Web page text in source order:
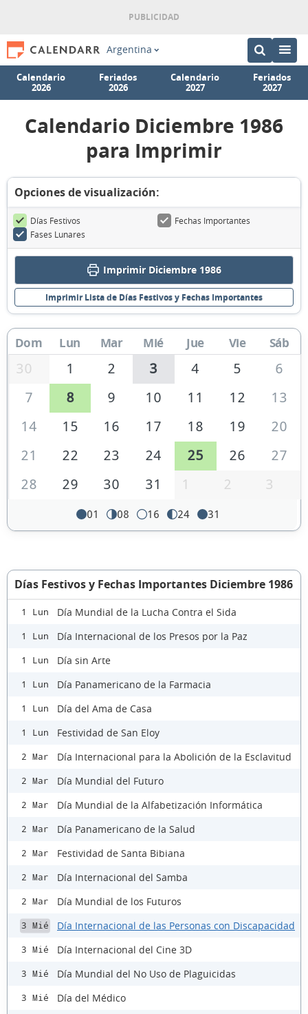
Argentina
Calendario
2026
Feriados
2026
Calendario
2027
Feriados
2027
Calendario Diciembre 1986
para Imprimir
Opciones de visualización:
Días Festivos
Fechas Importantes
Fases Lunares
Imprimir Diciembre 1986
Imprimir Lista de Días Festivos y Fechas Importantes
Dom Lun Mar Mié Jue Vie Sáb
30 1 2 3 4 5
6
7
8 9 10 11 12
13
14
15 16 17 18 19
20
21
22 23 24 25 26
27
28
29 30 31 1 2 3
01 08 16 24 31
Días Festivos y Fechas Importantes Diciembre 1986
1 Lun Día Mundial de la Lucha Contra el Sida
1 Lun Día Internacional de los Presos por la Paz
1 Lun Día sin Arte
1 Lun Día Panamericano de la Farmacia
1 Lun Día del Ama de Casa
1 Lun Festividad de San Eloy
2 Mar Día Internacional para la Abolición de la Esclavitud
2 Mar Día Mundial del Futuro
2 Mar Día Mundial de la Alfabetización Informática
2 Mar Día Panamericano de la Salud
2 Mar Festividad de Santa Bibiana
2 Mar Día Internacional del Samba
2 Mar Día Mundial de los Futuros
3 Mié Día Internacional de las Personas con Discapacidad
3 Mié Día Internacional del Cine 3D
3 Mié Día Mundial del No Uso de Plaguicidas
3 Mié Día del Médico